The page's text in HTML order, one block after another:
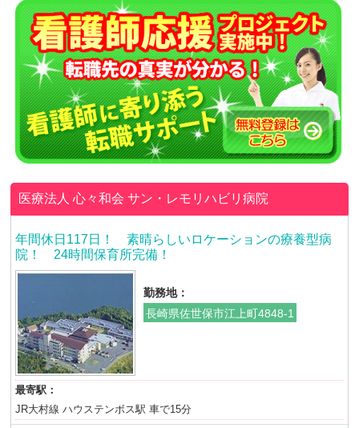
医療法人 心々和会サン・レモリハビリ病院
年間休日117日！ 素晴らしいロケーションの療養型病
院！ 24時間保育所完備！
勤務地：
長崎県佐世保市江上町4848-1
最寄駅：
JR大村線 ハウステンボス駅 車で15分